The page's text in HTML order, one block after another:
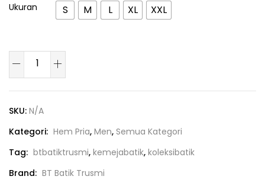
Ukuran S M L XL XXL
SKU: N/A
Kategori: Hem Pria, Men, Semua Kategori
Tag: btbatiktrusmi, kemejabatik, koleksibatik
Brand: BT Batik Trusmi